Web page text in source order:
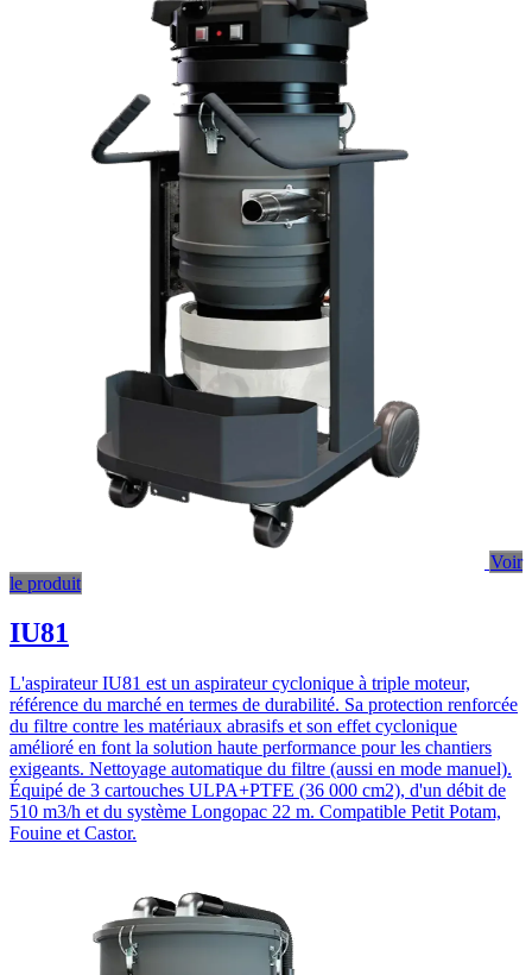
Voir
le produit
IU81
L'aspirateur IU81 est un aspirateur cyclonique à triple moteur,
référence du marché en termes de durabilité. Sa protection renforcée
du filtre contre les matériaux abrasifs et son effet cyclonique
amélioré en font la solution haute performance pour les chantiers
exigeants. Nettoyage automatique du filtre (aussi en mode manuel).
Équipé de 3 cartouches ULPA+PTFE (36 000 cm2), d'un débit de
510 m3/h et du système Longopac 22 m. Compatible Petit Potam,
Fouine et Castor.